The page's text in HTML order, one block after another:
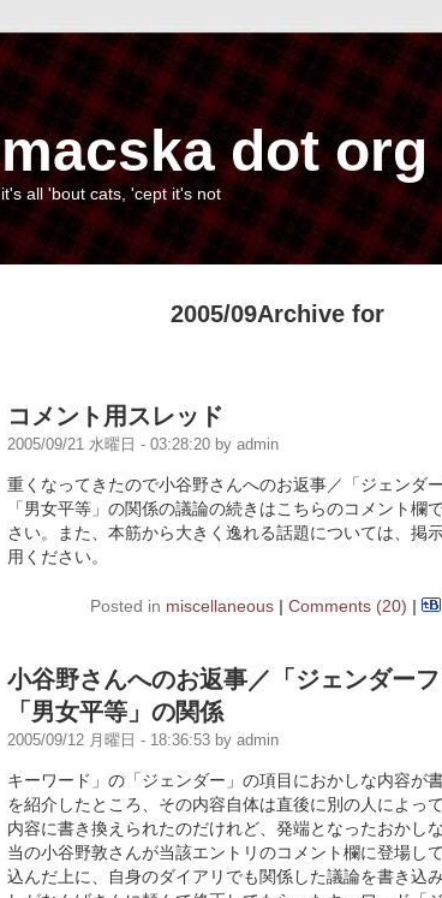
macska dot org
it's all 'bout cats, 'cept it's not
2005/09Archive for
コメント用スレッド
2005/09/21 水曜日 - 03:28:20 by admin
重くなってきたので小谷野さんへのお返事／「ジェンダ
「男女平等」の関係の議論の続きはこちらのコメント欄
さい。また、本筋から大きく逸れる話題については、掲
用ください。
Posted in miscellaneous | Comments (20) |
小谷野さんへのお返事／「ジェンダー
「男女平等」の関係
2005/09/12 月曜日 - 18:36:53 by admin
キーワード」の「ジェンダー」の項目におかしな内容が
を紹介したところ、その内容自体は直後に別の人によっ
内容に書き換えられたのだけれど、発端となったおかし
当の小谷野敦さんが当該エントリのコメント欄に登場し
込んだ上に、自身のダイアリでも関係した議論を書き込